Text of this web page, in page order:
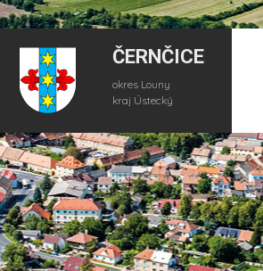
ČERNČICE
okres Louny
kraj Ústecký